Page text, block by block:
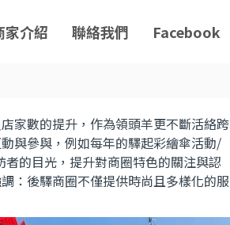
家介紹 聯絡我們 Facebook
家數的提升，作為領頭羊更不斷活絡跨
與參與，例如每年的驛起彩繪傘活動/
的目光，提升對商圈特色的關注與認
：後驛商圈不僅提供時尚且多樣化的服